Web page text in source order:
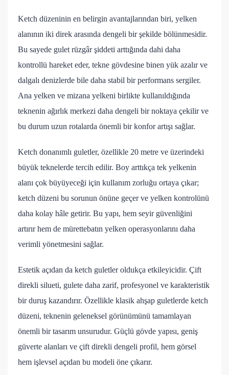
Ketch düzeninin en belirgin avantajlarından biri, yelken
alanının iki direk arasında dengeli bir şekilde bölünmesidir.
Bu sayede gulet rüzgâr şiddeti arttığında dahi daha
kontrollü hareket eder, tekne gövdesine binen yük azalır ve
dalgalı denizlerde bile daha stabil bir performans sergiler.
Ana yelken ve mizana yelkeni birlikte kullanıldığında
teknenin ağırlık merkezi daha dengeli bir noktaya çekilir ve
bu durum uzun rotalarda önemli bir konfor artışı sağlar.
Ketch donanımlı guletler, özellikle 20 metre ve üzerindeki
büyük teknelerde tercih edilir. Boy arttıkça tek yelkenin
alanı çok büyüyeceği için kullanım zorluğu ortaya çıkar;
ketch düzeni bu sorunun önüne geçer ve yelken kontrolünü
daha kolay hâle getirir. Bu yapı, hem seyir güvenliğini
artırır hem de mürettebatın yelken operasyonlarını daha
verimli yönetmesini sağlar.
Estetik açıdan da ketch guletler oldukça etkileyicidir. Çift
direkli silueti, gulete daha zarif, profesyonel ve karakteristik
bir duruş kazandırır. Özellikle klasik ahşap guletlerde ketch
düzeni, teknenin geleneksel görünümünü tamamlayan
önemli bir tasarım unsurudur. Güçlü gövde yapısı, geniş
güverte alanları ve çift direkli dengeli profil, hem görsel
hem işlevsel açıdan bu modeli öne çıkarır.